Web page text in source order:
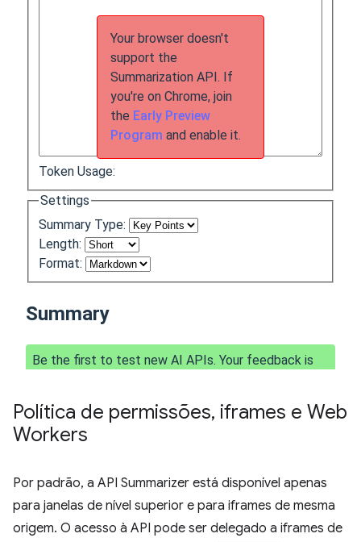
Política de permissões, iframes e Web
Workers
Por padrão, a API Summarizer está disponível apenas
para janelas de nível superior e para iframes de mesma
origem. O acesso à API pode ser delegado a iframes de